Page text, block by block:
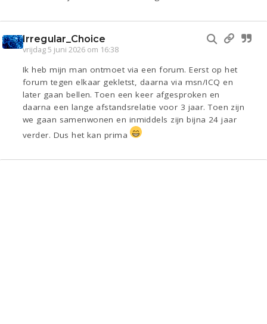
Irregular_Choice
vrijdag 5 juni 2026 om 16:38
Ik heb mijn man ontmoet via een forum. Eerst op het
forum tegen elkaar gekletst, daarna via msn/ICQ en
later gaan bellen. Toen een keer afgesproken en
daarna een lange afstandsrelatie voor 3 jaar. Toen zijn
we gaan samenwonen en inmiddels zijn bijna 24 jaar
verder. Dus het kan prima